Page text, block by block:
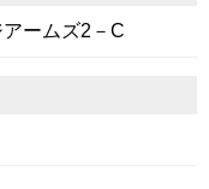
ームズ2－C